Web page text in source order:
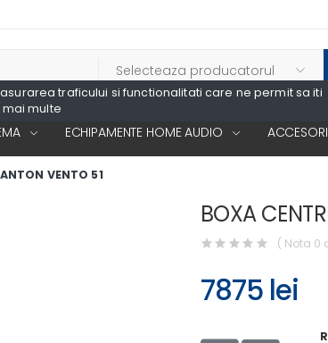
traficului si functionalitati care ne permit sa iti
mai multe
ECHIPAMENTE HOME AUDIO
VENTO 51
BOXA
( Nota 0
7875 lei